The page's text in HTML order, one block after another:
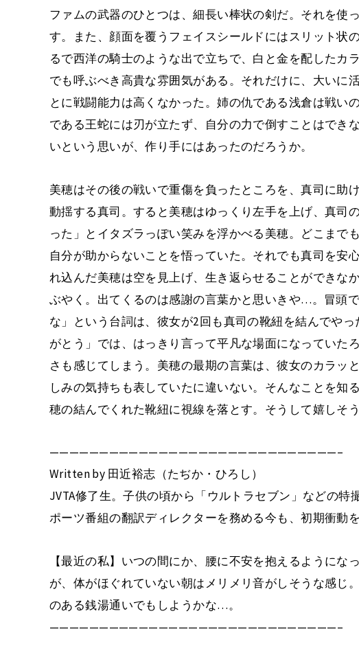
ファムの武器のひとつは、細長い棒状の剣だ。それを使
す。また、顔面を覆うフェイスシールドにはスリット状
るで西洋の騎士のような出で立ちで、白と金を配したカ
でも呼ぶべき高貴な雰囲気がある。それだけに、大いに
とに戦闘能力は高くなかった。姉の仇である浅倉は戦い
である王蛇には刃が立たず、自分の力で倒すことはでき
いという思いが、作り手にはあったのだろうか。
美穂はその後の戦いで重傷を負ったところを、真司に助
動揺する真司。すると美穂はゆっくり左手を上げ、真司
った」とイタズラっぽい笑みを浮かべる美穂。どこまで
自分が助からないことを悟っていた。それでも真司を安
れ込んだ美穂は空を見上げ、生き返らせることができな
ぶやく。出てくるのは感謝の言葉かと思いきや…。冒頭
な」という台詞は、彼女が2回も真司の靴紐を結んでや
がとう」では、はっきり言って平凡な場面になっていた
さも感じてしまう。美穂の最期の言葉は、彼女のカラッ
しみの気持ちも表していたに違いない。そんなことを知
穂の結んでくれた靴紐に視線を落とす。そうして嬉しそ
—————————————————————————————–
Written by 田近裕志（たぢか・ひろし）
JVTA修了生。子供の頃から「ウルトラセブン」などの
ポーツ番組の翻訳ディレクターを務める今も、初期衝動
【最近の私】いつの間にか、腰に不安を抱えるように
が、体がほぐれていない朝はメリメリ音がしそうな感じ
のある銭湯通いでもしようかな…。
—————————————————————————————–